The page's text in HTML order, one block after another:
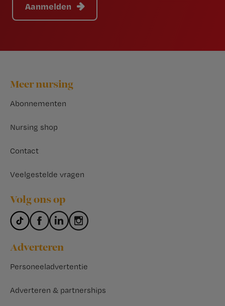
Aanmelden
Footer
Meer nursing
Abonnementen
Nursing shop
Contact
Veelgestelde vragen
Volg ons op
Adverteren
Personeeladvertentie
Adverteren & partnerships